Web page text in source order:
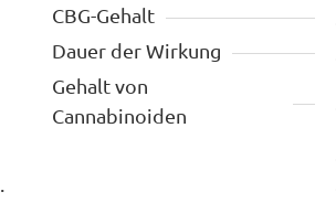
CBG-Gehalt
Dauer der Wirkung
Gehalt von
Cannabinoiden